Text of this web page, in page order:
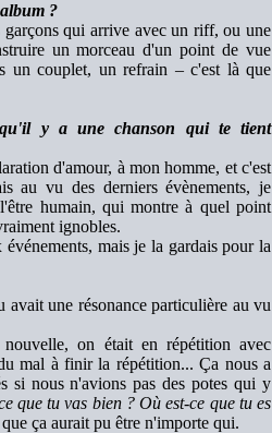
?
garçons qui arrive avec un riff, ou une
un morceau d'un point de vue
un couplet, un refrain – c'est là que
y a une chanson qui te tient
d'amour, à mon homme, et c'est
au vu des derniers évènements, je
humain, qui montre à quel point
ignobles.
mais je la gardais pour la
une résonance particulière au vu
on était en répétition avec
mal à finir la répétition... Ça nous a
si nous n'avions pas des potes qui y
que tu vas bien ? Où est-ce que tu es
ça aurait pu être n'importe qui.